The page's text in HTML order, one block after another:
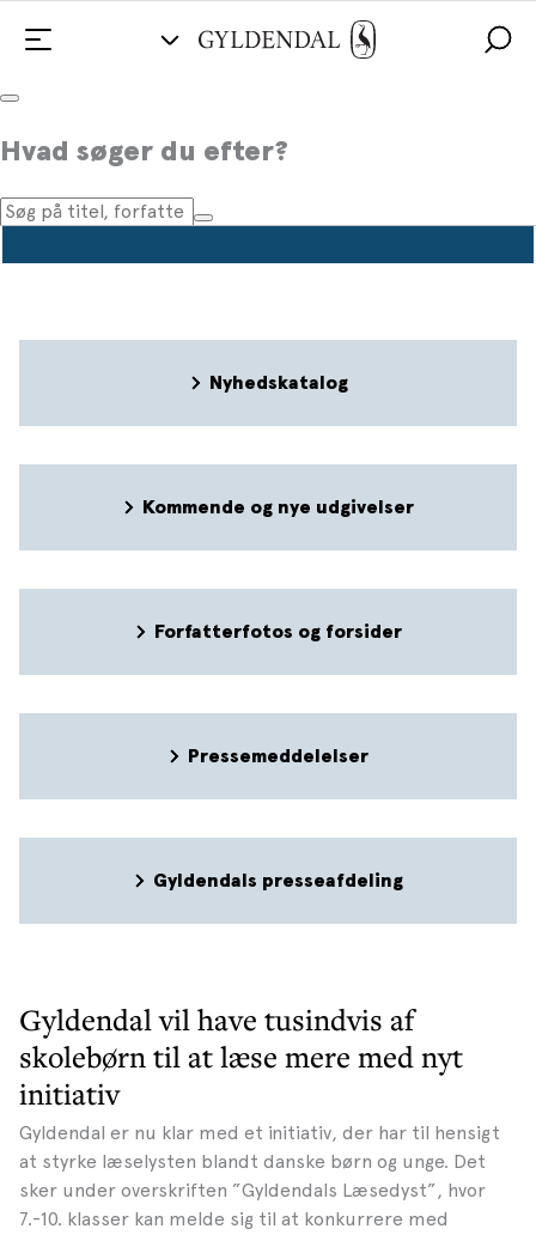
Hvad søger du efter?
Pressemeddelelser
Nyhedskatalog
Kommende og nye udgivelser
Forfatterfotos og forsider
Pressemeddelelser
Gyldendals presseafdeling
Gyldendal vil have tusindvis af
skolebørn til at læse mere med nyt
initiativ
Gyldendal er nu klar med et initiativ, der har til hensigt
at styrke læselysten blandt danske børn og unge. Det
sker under overskriften ”Gyldendals Læsedyst”, hvor
7.-10. klasser kan melde sig til at konkurrere med